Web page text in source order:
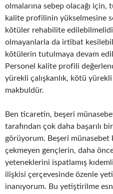
olmalarına sebep olacağı için,
kalite profilinin yükselmesine
kötüler rehabilite
olmayanlarla da irtibat
kötülerin tutulmaya devam
Personel kalite profili
yürekli çalışkanlık, kötü yürekli
makbuldür.
Ben ticaretin, beşeri
tarafından çok daha başarılı
görüyorum. Beşeri
çekmeyen gençlerin, daha
yeteneklerini ispatlamış
ilişkisi çerçevesinde özenle
inanıyorum. Bu yetiştirilme